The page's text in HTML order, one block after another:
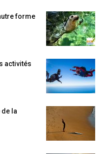
forme
activités
la